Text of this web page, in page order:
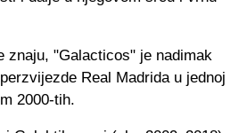
znaju, "Galacticos" je nadimak
Real Madrida u jednoj
2000‑tih.